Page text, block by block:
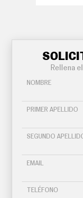
Rellena
NOMBRE
PRIMER APELLIDO
SEGUNDO
EMAIL
TELÉFONO